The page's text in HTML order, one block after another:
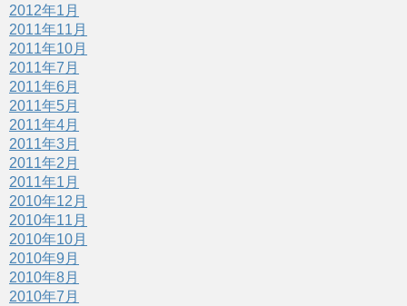
2012年1月
2011年11月
2011年10月
2011年7月
2011年6月
2011年5月
2011年4月
2011年3月
2011年2月
2011年1月
2010年12月
2010年11月
2010年10月
2010年9月
2010年8月
2010年7月